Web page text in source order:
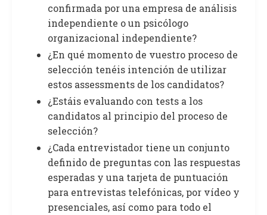
confirmada por una empresa de análisis
independiente o un psicólogo
organizacional independiente?
¿En qué momento de vuestro proceso de
selección tenéis intención de utilizar
estos assessments de los candidatos?
¿Estáis evaluando con tests a los
candidatos al principio del proceso de
selección?
¿Cada entrevistador tiene un conjunto
definido de preguntas con las respuestas
esperadas y una tarjeta de puntuación
para entrevistas telefónicas, por vídeo y
presenciales, así como para todo el